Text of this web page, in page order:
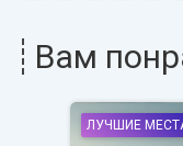
Вам
ЛУЧШИЕ